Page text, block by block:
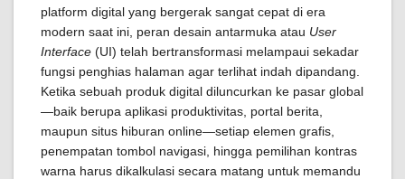
platform digital yang bergerak sangat cepat di era
modern saat ini, peran desain antarmuka atau User
Interface (UI) telah bertransformasi melampaui sekadar
fungsi penghias halaman agar terlihat indah dipandang.
Ketika sebuah produk digital diluncurkan ke pasar global
—baik berupa aplikasi produktivitas, portal berita,
maupun situs hiburan online—setiap elemen grafis,
penempatan tombol navigasi, hingga pemilihan kontras
warna harus dikalkulasi secara matang untuk memandu